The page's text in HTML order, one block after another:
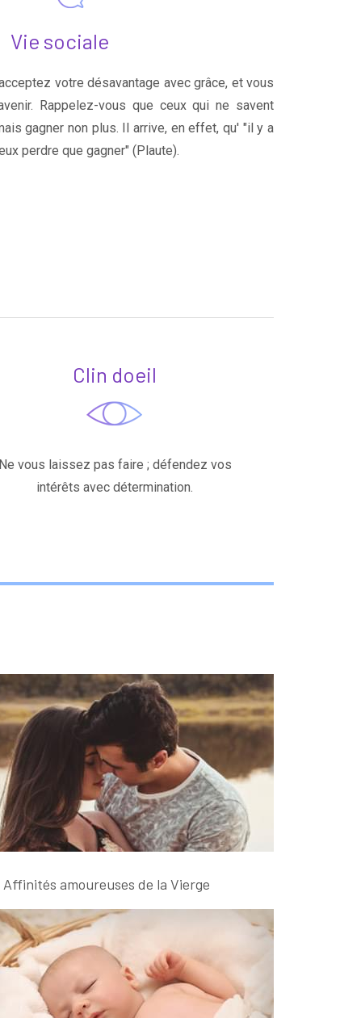
Vie sociale
votre désavantage avec grâce, et vous
Rappelez-vous que ceux qui ne savent
gagner non plus. Il arrive, en effet, qu' "il y a
perdre que gagner" (Plaute).
Clin doeil
Ne vous laissez pas faire ; défendez vos
intérêts avec détermination.
Affinités amoureuses de la Vierge